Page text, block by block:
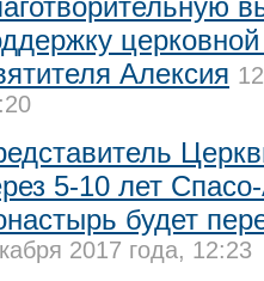
Алексия
5-10 лет
будет
2017 года, 12:23